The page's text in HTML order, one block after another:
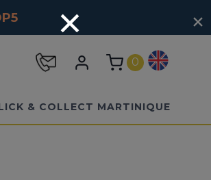
0
& COLLECT MARTINIQUE